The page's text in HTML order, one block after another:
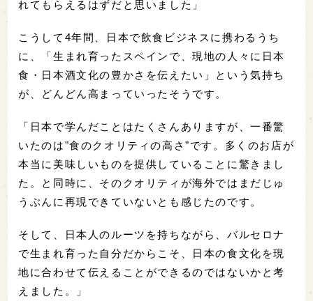
れてもらえるはずだと思いました」
こうして4年間、日本で飲食ビジネスに携わるうち
に、「生まれ育ったスペインで、現地の人々に日本
食・日本酒文化の豊かさを伝えたい」という気持ち
が、どんどん高まっていったそうです。
「日本で学んだことはたくさんありますが、一番驚
いたのは"食のクオリティの高さ"です。多くのお店が
本当に美味しいものを提供していることに驚きまし
た。と同時に、そのクオリティが海外ではまだじゅ
うぶんに再現できていないとも感じたのです。
そして、日本人のルーツを持ちながら、バルセロナ
で生まれ育った自分だからこそ、日本の食文化を現
地に合わせて伝えることができるのではないかと考
えました。」